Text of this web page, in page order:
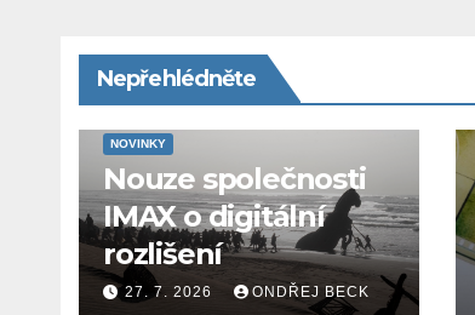
Nepřehlédněte
NOVINKY
Nouze společnosti
IMAX o digitální
rozlišení
27. 7. 2026 ONDŘEJ BECK